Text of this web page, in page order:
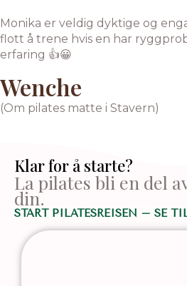
Monika er veldig dyktige og
flott å trene hvis en har
erfaring 👍😀
Wenche
(Om pilates matte i Stavern)
Klar for å starte?
La pilates bli en del
din.
START PILATESREISEN – SE